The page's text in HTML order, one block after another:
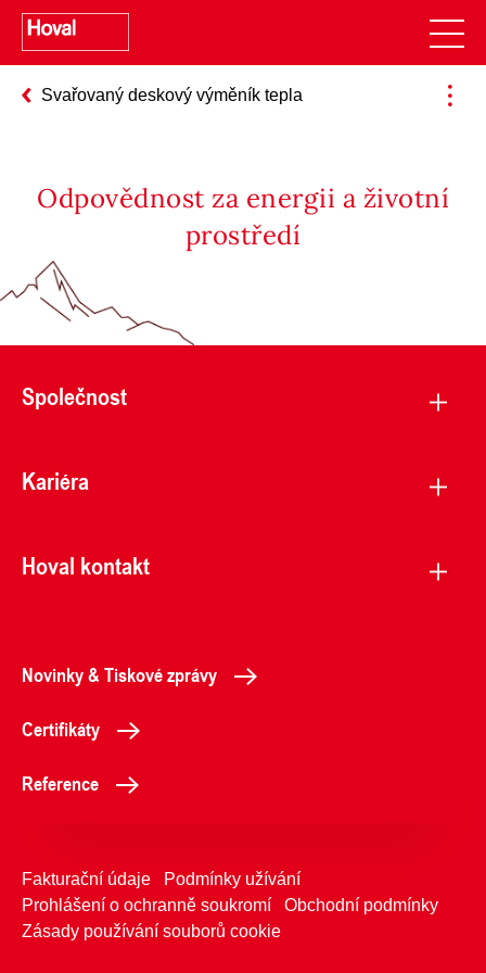
Svařovaný deskový výměník tepla
Odpovědnost za energii a životní
prostředí
Společnost
Kariéra
Hoval kontakt
Novinky & Tiskové zprávy
Certifikáty
Reference
Fakturační údaje
Podmínky užívání
Prohlášení o ochranně soukromí
Obchodní podmínky
Zásady používání souborů cookie